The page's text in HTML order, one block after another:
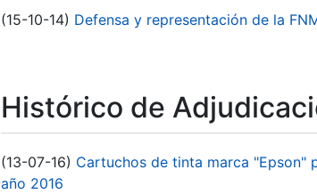
(15-10-14) Defensa y representación de la
Histórico de
(13-07-16) Cartuchos de tinta marca "Epson"
año 2016